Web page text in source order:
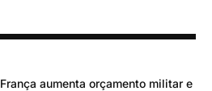
França aumenta orçamento militar e